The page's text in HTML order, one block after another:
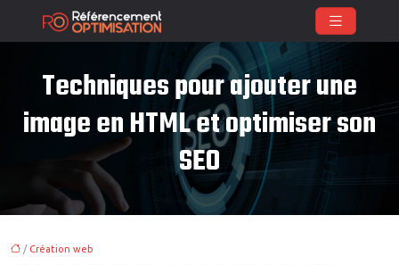
Techniques pour ajouter une
image en HTML et optimiser son
SEO
/ Création web